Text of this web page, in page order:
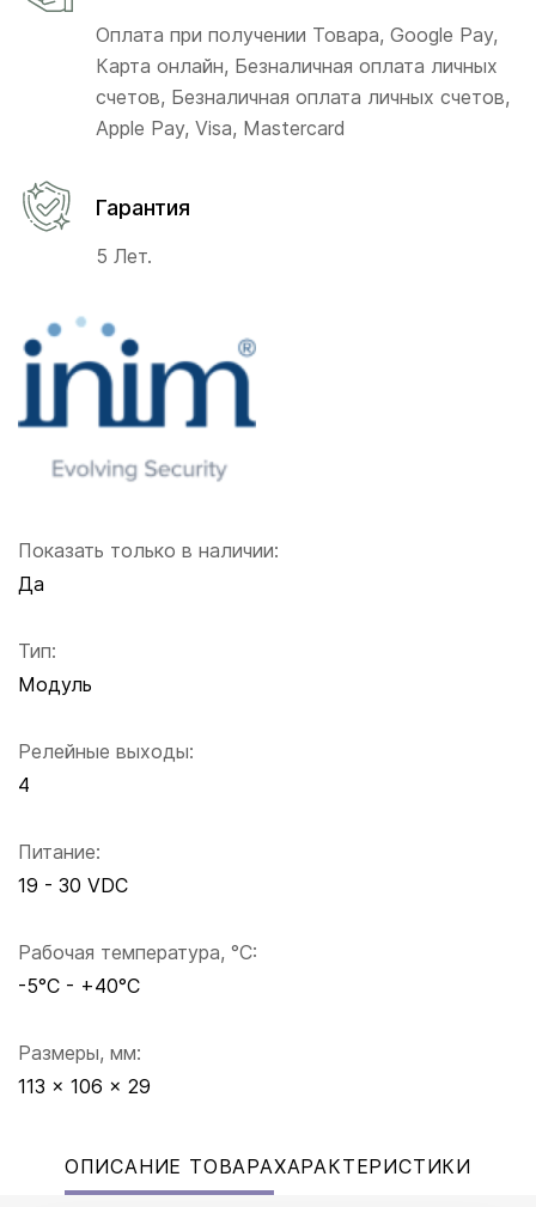
Показать только в наличии:
Да
Тип:
Модуль
Релейные выходы:
4
Питание:
19 - 30 VDC
Рабочая температура, °C:
-5°C - +40°C
Размеры, мм:
113 x 106 x 29
Оплата при получении Товара, Google Pay,
Карта онлайн, Безналичная оплата личных
счетов, Безналичная оплата личных счетов,
Apple Pay, Visa, Mastercard
Гарантия
5 Лет.
ОПИСАНИЕ ТОВАРАХАРАКТЕРИСТИКИ